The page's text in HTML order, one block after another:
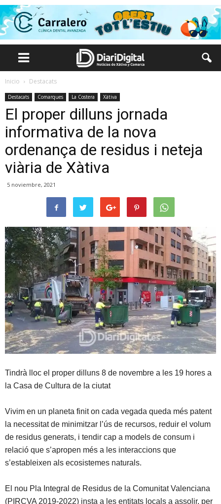
Inicio Destacats
Destacats Comarques La Costera Xàtiva
El proper dilluns jornada
informativa de la nova
ordenança de residus i neteja
viària de Xàtiva
5 noviembre, 2021
Tindrà lloc el proper dilluns 8 de novembre a les 19 hores a
la Casa de Cultura de la ciutat
Vivim en un planeta finit on cada vegada queda més patent
la necessitat de minimitzar l’ús de recursos, reduir el volum
de residus generats, i tendir cap a models de consum i
relació que s’apropen més a les interaccions que
s’estableixen als ecosistemes naturals.
El nou Pla Integral de Residus de la Comunitat Valenciana
(PIRCVA 2019-2022) insta a les entitats locals a assolir, per